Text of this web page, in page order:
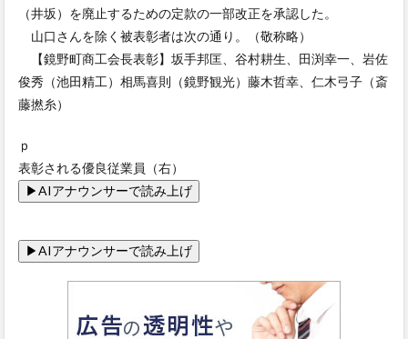
（井坂）を廃止するための定款の一部改正を承認した。
山口さんを除く被表彰者は次の通り。（敬称略）
【鏡野町商工会長表彰】坂手邦匡、谷村耕生、田渕幸一、岩佐
俊秀（池田精工）相馬喜則（鏡野観光）藤木哲幸、仁木弓子（斎
藤撚糸）
ｐ
表彰される優良従業員（右）